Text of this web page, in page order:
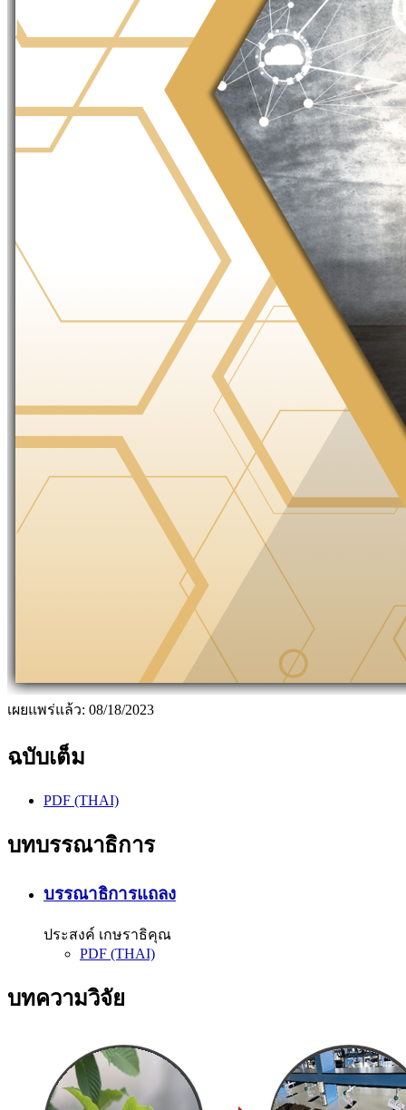
เผยแพร่แล้ว: 08/18/2023
ฉบับเต็ม
PDF (THAI)
บทบรรณาธิการ
บรรณาธิการแถลง
ประสงค์ เกษราธิคุณ
PDF (THAI)
บทความวิจัย